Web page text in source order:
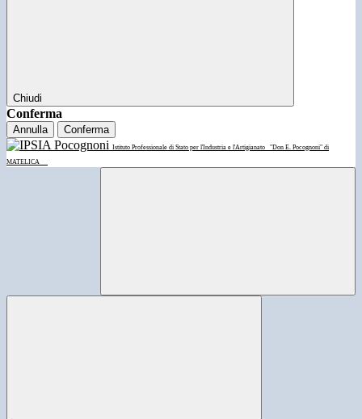
Chiudi
Conferma
Annulla Conferma
Istituto Professionale di Stato per l'Industria e l'Artigianato
"Don E. Pocognoni" di
MATELICA